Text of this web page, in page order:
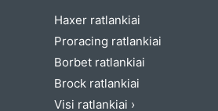
Haxer ratlankiai
Proracing ratlankiai
Borbet ratlankiai
Brock ratlankiai
Visi ratlankiai ›